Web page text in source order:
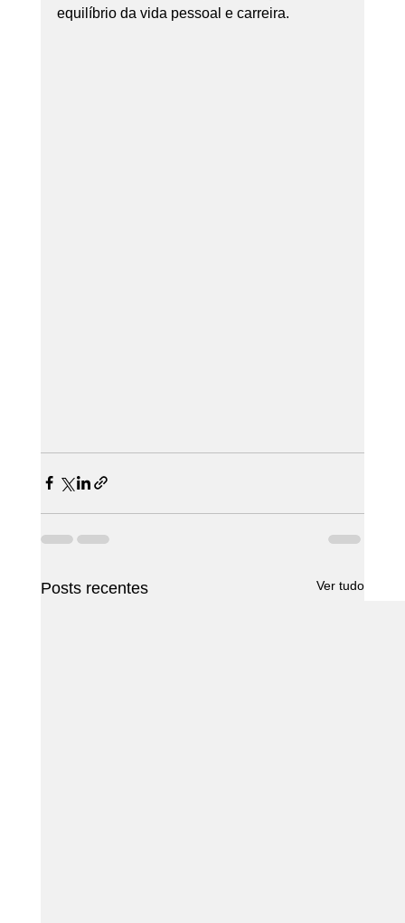
equilíbrio da vida pessoal e carreira.
Posts recentes Ver tudo